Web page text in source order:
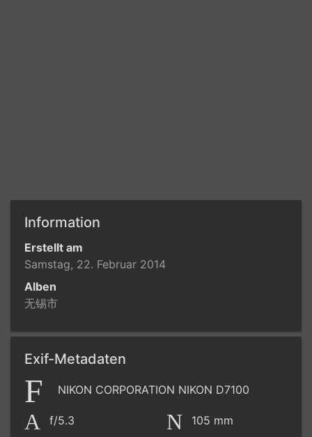
Information
Erstellt am
Samstag, 22. Februar 2014
Alben
无锡市
Exif-Metadaten
NIKON CORPORATION NIKON D7100
f/5.3 105 mm